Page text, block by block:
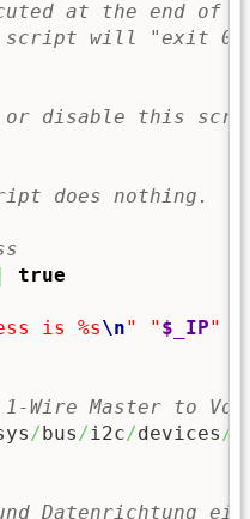
at the end of
script will "exit 0"
disable this
does nothing.
true
is %s\n" " $_IP"
Wire Master to
/ bus/i2c/devices/
Datenrichtung